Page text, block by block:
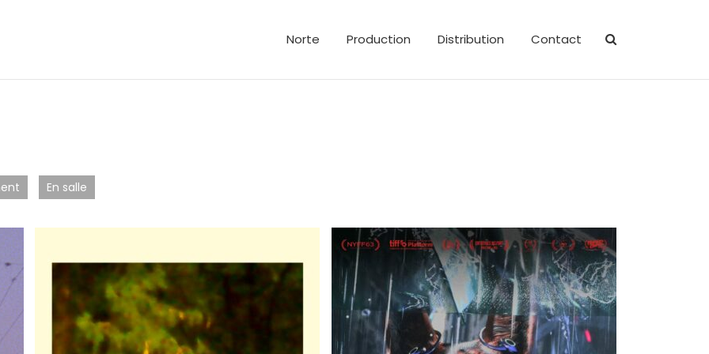
Norte Production Distribution Contact
En salle
Lisa, photographe sportif, disparaît, laissant
une lettre dans laquelle elle demande de ne
pas la chercher. Comme elle était partie…
Festival International de Locarno 2025
– Concorso Internazionale,mention
Bouchra, 35 ans, cinéaste marocaine installée
à New York, est paralysée par la peur de la
page blanche. Un appel…
TIFF 2025
– Platform
Festival International du film de